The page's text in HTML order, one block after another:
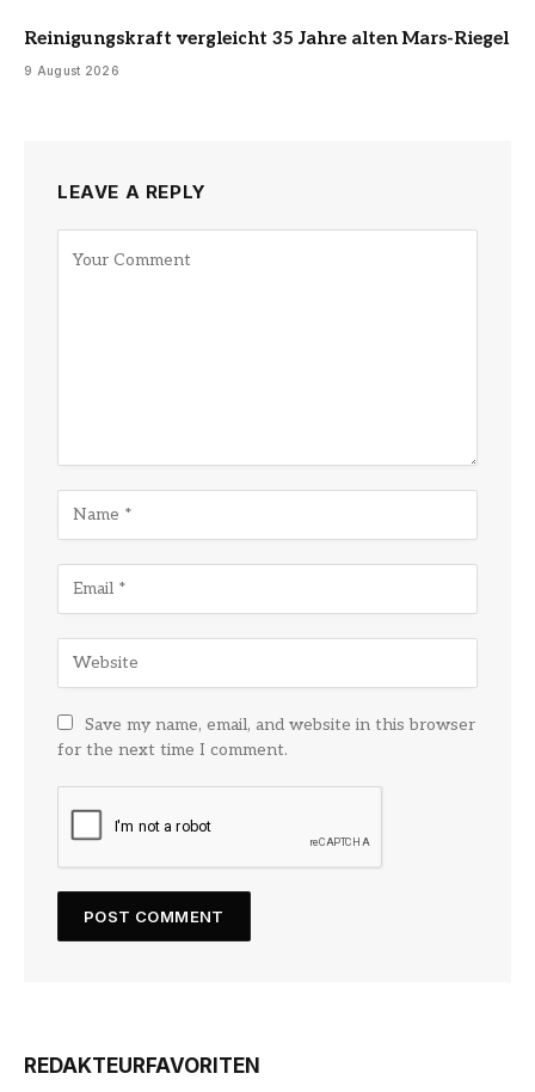
Reinigungskraft vergleicht 35 Jahre alten Mars-Riegel
9 August 2026
LEAVE A REPLY
Save my name, email, and website in this browser
for the next time I comment.
REDAKTEURFAVORITEN